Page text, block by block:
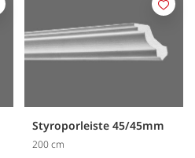
Styroporleiste 45/45mm
200 cm